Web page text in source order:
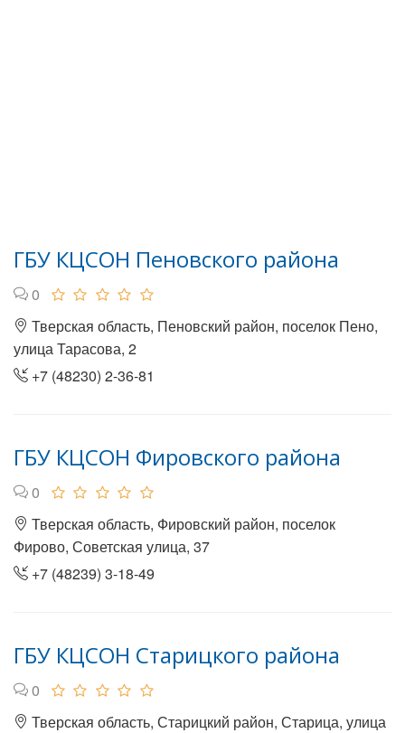
ГБУ КЦСОН Пеновского района
0
Тверская область, Пеновский район, поселок Пено,
улица Тарасова, 2
+7 (48230) 2-36-81
ГБУ КЦСОН Фировского района
0
Тверская область, Фировский район, поселок
Фирово, Советская улица, 37
+7 (48239) 3-18-49
ГБУ КЦСОН Старицкого района
0
Тверская область, Старицкий район, Старица, улица